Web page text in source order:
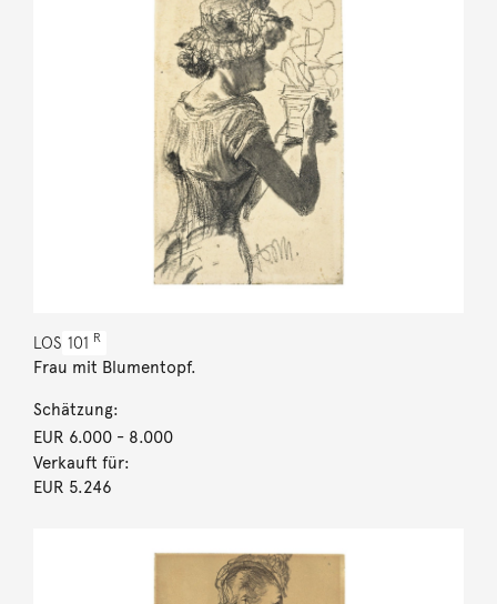
LOS 101 R
Frau mit Blumentopf.
Schätzung:
EUR 6.000- 8.000
Verkauft für:
EUR 5.246